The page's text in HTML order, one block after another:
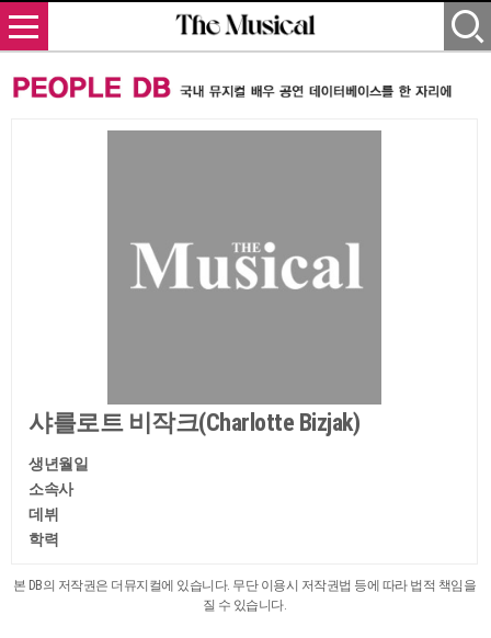
샤를로트 비작크(Charlotte Bizjak)
생년월일
소속사
데뷔
학력
본 DB의 저작권은 더뮤지컬에 있습니다. 무단 이용시 저작권법 등에 따라 법적 책임을
질 수 있습니다.